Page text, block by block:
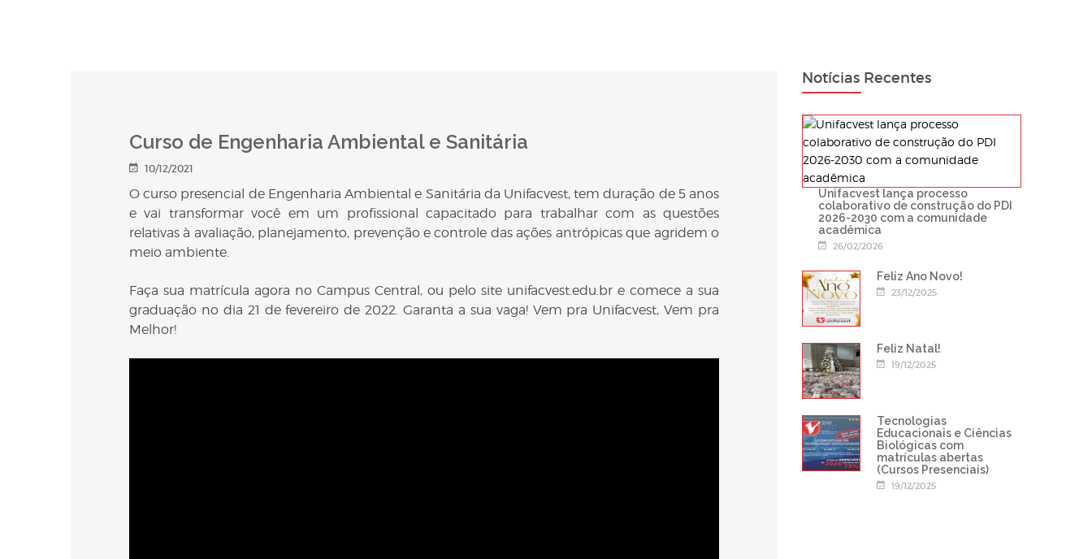
Curso de Engenharia Ambiental e Sanitária
10/12/2021
O curso presencial de Engenharia Ambiental e Sanitária da Unifacvest, tem duração de 5 anos
e vai transformar você em um profissional capacitado para trabalhar com as questões
relativas à avaliação, planejamento, prevenção e controle das ações antrópicas que agridem o
meio ambiente.
Faça sua matrícula agora no Campus Central, ou pelo site unifacvest.edu.br e comece a sua
graduação no dia 21 de fevereiro de 2022. Garanta a sua vaga! Vem pra Unifacvest, Vem pra
Melhor!
Notícias Recentes
Unifacvest lança processo
colaborativo de construção do PDI
2026-2030 com a comunidade
acadêmica
26/02/2026
Feliz Ano Novo!
23/12/2025
Feliz Natal!
19/12/2025
Tecnologias
Educacionais e Ciências
Biológicas com
matrículas abertas
(Cursos Presenciais)
19/12/2025